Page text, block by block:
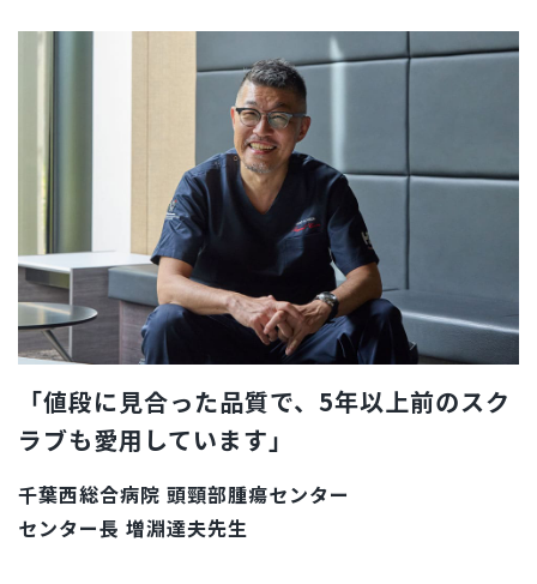
「値段に見合った品質で、5年以上前のスク
ラブも愛用しています」
千葉西総合病院 頭頸部腫瘍センター
センター長 増淵達夫先生